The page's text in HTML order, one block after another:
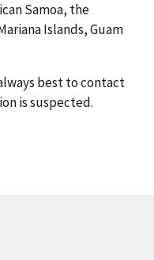
Samoa, the
Islands, Guam
best to contact
is suspected.